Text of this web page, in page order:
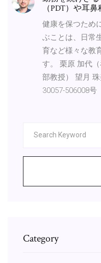
（PDT）や耳
健康を保つため
ぶことは、日常
育など様々な教
す。 栗原 加代
部教授） 望月
30057-506008号
Category